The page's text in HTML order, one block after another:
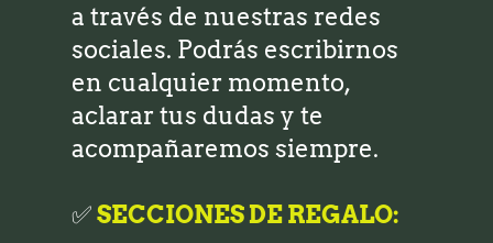
a través de nuestras redes
sociales. Podrás escribirnos
en cualquier momento,
aclarar tus dudas y te
acompañaremos siempre.
✅SECCIONES DE REGALO: